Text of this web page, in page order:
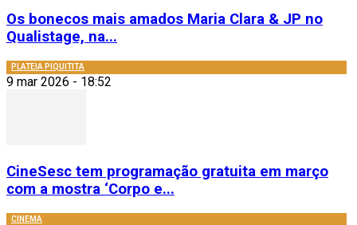
Os bonecos mais amados Maria Clara & JP no
Qualistage, na...
PLATEIA PIQUITITA
9 mar 2026 - 18:52
CineSesc tem programação gratuita em março
com a mostra ‘Corpo e...
CINEMA